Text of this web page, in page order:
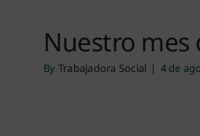
Nuestro mes
By Trabajadora Social | 4 de